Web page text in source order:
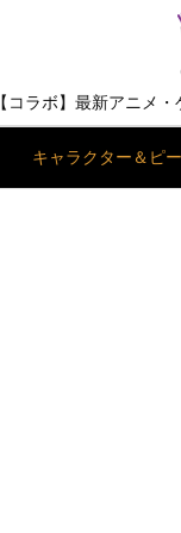
【コラボ】最新アニメ
キャラクター＆ピ